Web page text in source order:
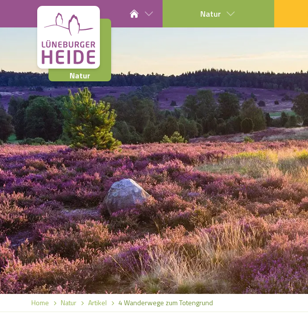
Natur
Natur
Home Natur Artikel 4 Wanderwege zum Totengrund